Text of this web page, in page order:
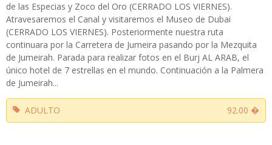
de las Especias y Zoco del Oro (CERRADO LOS VIERNES).
Atravesaremos el Canal y visitaremos el Museo de Dubai
(CERRADO LOS VIERNES). Posteriormente nuestra ruta
continuara por la Carretera de Jumeira pasando por la Mezquita
de Jumeirah. Parada para realizar fotos en el Burj AL ARAB, el
único hotel de 7 estrellas en el mundo. Continuación a la Palmera
de Jumeirah...
ADULTO 92.00 �